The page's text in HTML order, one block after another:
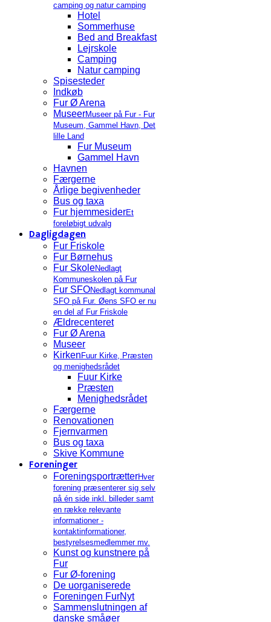
camping og natur camping
Hotel
Sommerhuse
Bed and Breakfast
Lejrskole
Camping
Natur camping
Spisesteder
Indkøb
Fur Ø Arena
MuseerMuseer på Fur - Fur
Museum, Gammel Havn, Det
lille Land
Fur Museum
Gammel Havn
Havnen
Færgerne
Årlige begivenheder
Bus og taxa
Fur hjemmesiderEt
foreløbigt udvalg
Dagligdagen
Fur Friskole
Fur Børnehus
Fur SkoleNedlagt
Kommuneskolen på Fur
Fur SFONedlagt kommunal
SFO på Fur. Øens SFO er nu
en del af Fur Friskole
Ældrecenteret
Fur Ø Arena
Museer
Kirken Fuur Kirke, Præsten
og menighedsrådet
Fuur Kirke
Præsten
Menighedsrådet
Færgerne
Renovationen
Fjernvarmen
Bus og taxa
Skive Kommune
Foreninger
ForeningsportrætterHver
forening præsenterer sig selv
på én side inkl. billeder samt
en række relevante
informationer -
kontaktinformationer,
bestyrelsesmedlemmer mv.
Kunst og kunstnere på
Fur
Fur Ø-forening
De uorganiserede
Foreningen FurNyt
Sammenslutningen af
danske småøer